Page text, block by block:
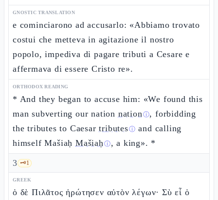
GNOSTIC TRANSLATION
e cominciarono ad accusarlo: «Abbiamo trovato
costui che metteva in agitazione il nostro
popolo, impediva di pagare tributi a Cesare e
affermava di essere Cristo re».
ORTHODOX READING
* And they began to accuse him: «We found this
man subverting our nation nationⓘ, forbidding
the tributes to Caesartributesⓘ and calling
himself MašiaḥMašiaḥⓘ, a king». *
3 🗝️1
GREEK
ὁ δὲ Πιλᾶτος ἠρώτησεν αὐτὸν λέγων· Σὺ εἶ ὁ